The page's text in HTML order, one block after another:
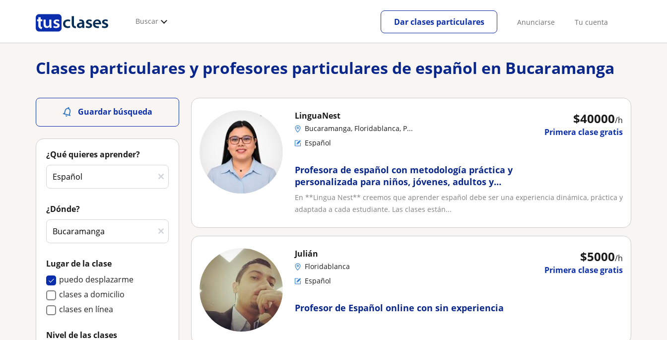
Buscar Anunciarse Tu cuenta
Dar clases particulares
Clases particulares y profesores particulares de español en Bucaramanga
Guardar búsqueda
¿Qué quieres aprender?
¿Dónde?
Lugar de la clase
puedo desplazarme
clases a domicilio
clases en línea
Nivel de las clases
$40000/h
Primera clase gratis
LinguaNest
Bucaramanga, Floridablanca, P...
Español
Profesora de español con metodología práctica y
personalizada para niños, jóvenes, adultos y
extranjeros de todos los niveles
En **Lingua Nest** creemos que aprender español debe ser una experiencia dinámica, práctica y
adaptada a cada estudiante. Las clases están...
$5000/h
Primera clase gratis
Julián
Floridablanca
Español
Profesor de Español online con sin experiencia